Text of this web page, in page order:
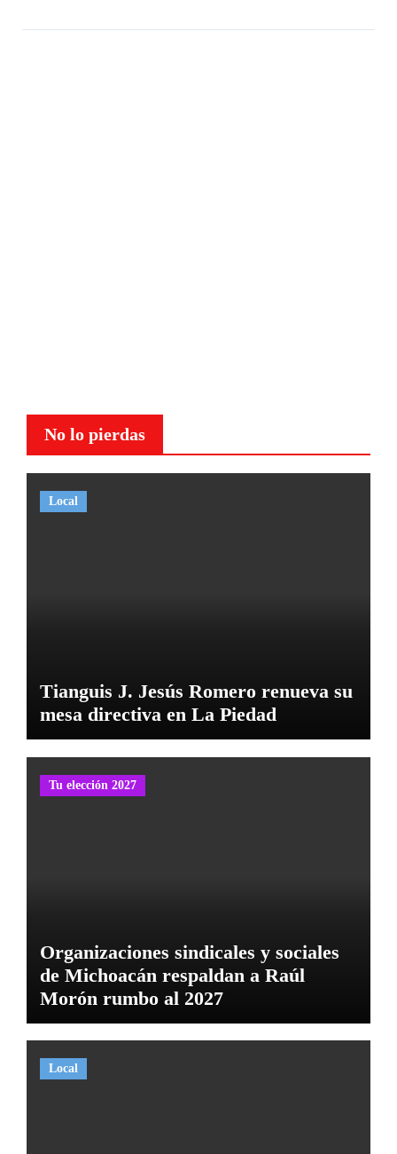
No lo pierdas
Local
Tianguis J. Jesús Romero renueva su
mesa directiva en La Piedad
Tu elección 2027
Organizaciones sindicales y sociales
de Michoacán respaldan a Raúl
Morón rumbo al 2027
Local